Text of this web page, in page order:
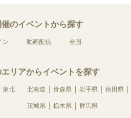
のイベントから探す
ン 動画配信 全国
リアからイベントを探す
東北 北海道 青森県 岩手県 秋田県
茨城県 栃木県 群馬県